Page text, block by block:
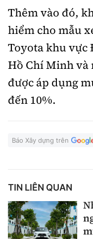
Thêm vào đó,
hiểm cho mẫu
Toyota khu vực
Hồ Chí Minh và
được áp dụng
đến 10%.
Báo Xây dựng trên
TIN LIÊN QUAN